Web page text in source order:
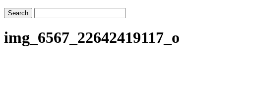
img_6567_22642419117_o